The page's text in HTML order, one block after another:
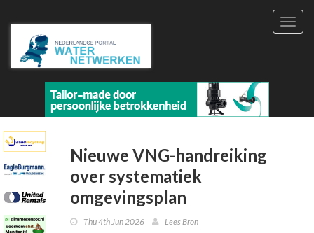
Nieuwe VNG-handreiking
over systematiek
omgevingsplan
Thu 4th Jun 2026 Lees Bron